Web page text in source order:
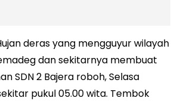
deras yang mengguyur wilayah
dan sekitarnya membuat
SDN 2 Bajera roboh, Selasa
pukul 05.00 wita. Tembok